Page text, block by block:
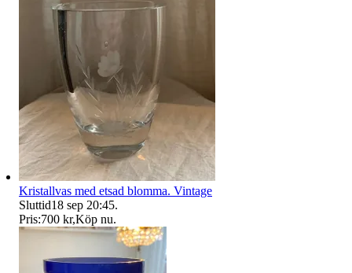
Kristallvas med etsad blomma. Vintage
Sluttid18 sep 20:45.
Pris:700 kr,Köp nu.